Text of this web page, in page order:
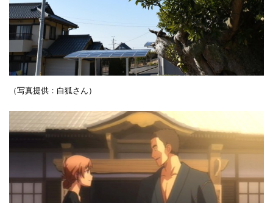
（写真提供：白狐さん）